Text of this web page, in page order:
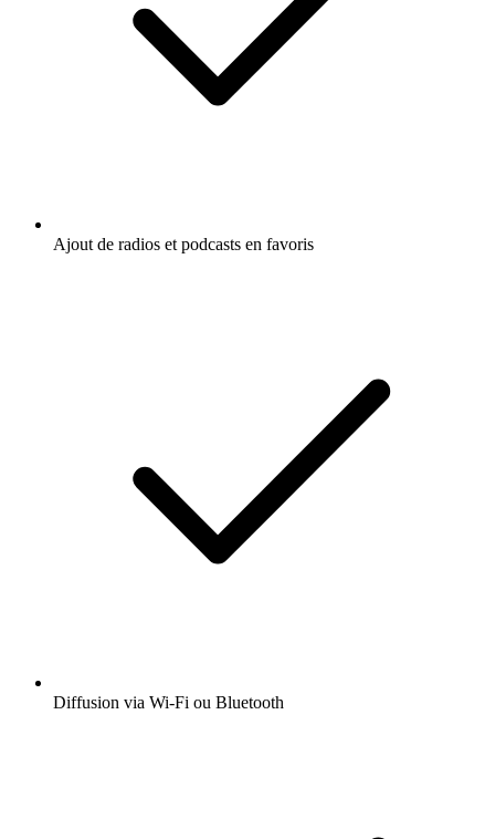
Ajout de radios et podcasts en favoris
Diffusion via Wi-Fi ou Bluetooth